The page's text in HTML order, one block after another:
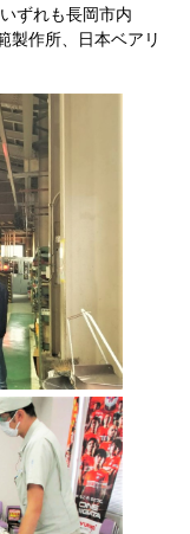
ずれも長岡市内
製作所、日本ベアリ